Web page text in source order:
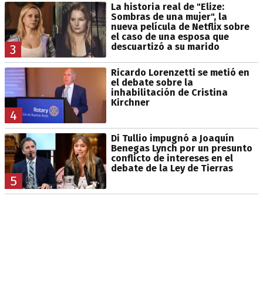
3
La historia real de "Elize:
Sombras de una mujer", la
nueva película de Netflix sobre
el caso de una esposa que
descuartizó a su marido
4
Ricardo Lorenzetti se metió en
el debate sobre la
inhabilitación de Cristina
Kirchner
5
Di Tullio impugnó a Joaquín
Benegas Lynch por un presunto
conflicto de intereses en el
debate de la Ley de Tierras